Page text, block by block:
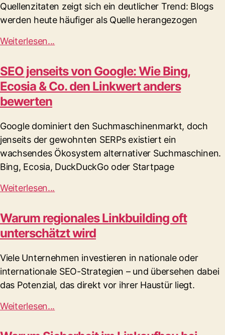
Quellenzitaten zeigt sich ein deutlicher Trend: Blogs
werden heute häufiger als Quelle herangezogen
Weiterlesen...
SEO jenseits von Google: Wie Bing,
Ecosia & Co. den Linkwert anders
bewerten
Google dominiert den Suchmaschinenmarkt, doch
jenseits der gewohnten SERPs existiert ein
wachsendes Ökosystem alternativer Suchmaschinen.
Bing, Ecosia, DuckDuckGo oder Startpage
Weiterlesen...
Warum regionales Linkbuilding oft
unterschätzt wird
Viele Unternehmen investieren in nationale oder
internationale SEO-Strategien – und übersehen dabei
das Potenzial, das direkt vor ihrer Haustür liegt.
Weiterlesen...